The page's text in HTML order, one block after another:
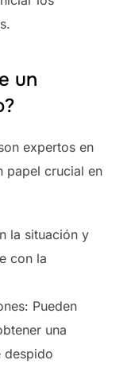
un
expertos en
papel crucial en
la situación y
con la
Pueden
una
despido